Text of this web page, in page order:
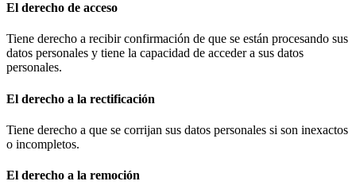
El derecho de acceso
Tiene derecho a recibir confirmación de que se están procesando sus
datos personales y tiene la capacidad de acceder a sus datos
personales.
El derecho a la rectificación
Tiene derecho a que se corrijan sus datos personales si son inexactos
o incompletos.
El derecho a la remoción